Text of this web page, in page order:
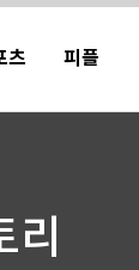
츠 피플